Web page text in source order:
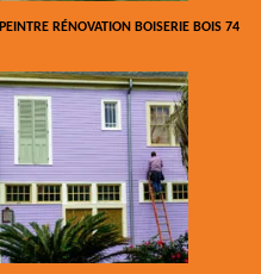
PEINTRE RÉNOVATION BOISERIE BOIS 74